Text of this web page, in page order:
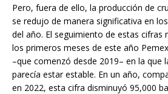
Pero, fuera de ello, la producción de
se redujo de manera significativa en
del año. El seguimiento de estas cifras
los primeros meses de este año
–que comenzó desde 2019– en la que
parecía estar estable. En un año,
en 2022, esta cifra disminuyó 95,000